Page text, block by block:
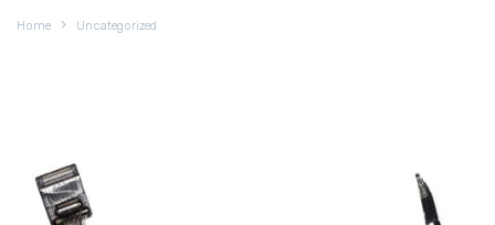
Home Uncategorized